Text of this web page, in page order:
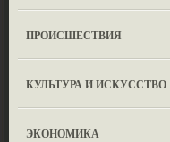
ПРОИСШЕСТВИЯ
КУЛЬТУРА И ИСКУССТВО
ЭКОНОМИКА